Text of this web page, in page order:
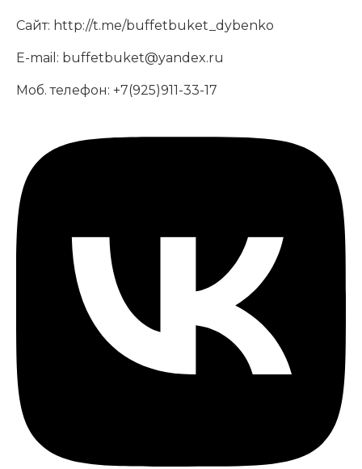
Сайт: http://t.me/buffetbuket_dybenko
E-mail: buffetbuket@yandex.ru
Моб. телефон: +7(925)911-33-17